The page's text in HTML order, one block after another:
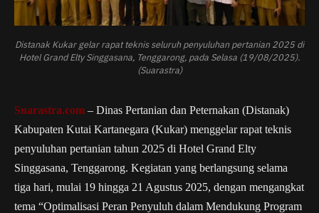
Distanak Kukar gelar rapat teknis seluruh penyuluhan pertanian 2025 di
Hotel Grand Elty Singgasana, Tenggarong, pada Selasa (19/08/2025).
(Suarastra)
Suarastra.com – Dinas Pertanian dan Peternakan (Distanak)
Kabupaten Kutai Kartanegara (Kukar) menggelar rapat teknis
penyuluhan pertanian tahun 2025 di Hotel Grand Elty
Singgasana, Tenggarong. Kegiatan yang berlangsung selama
tiga hari, mulai 19 hingga 21 Agustus 2025, dengan mengangkat
tema “Optimalisasi Peran Penyuluh dalam Mendukung Program